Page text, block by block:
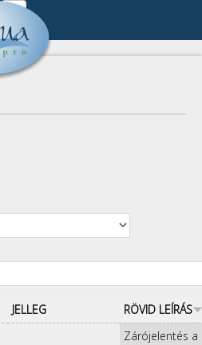
Cégünk
Referenciák
Összes referencia
Publikációk
JELLEG RÖVID LEÍRÁS
Zárójelentés a